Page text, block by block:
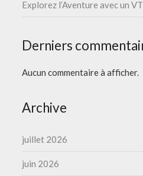
Explorez l’Aventure avec un
Derniers
Aucun commentaire à afficher.
Archive
juillet 2026
juin 2026